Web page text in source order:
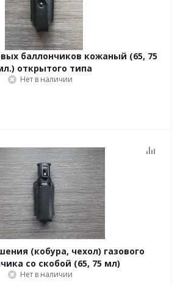
баллончиков кожаный (65, 75
открытого типа
Нет в наличии
(кобура, чехол) газового
со скобой (65, 75 мл)
Нет в наличии